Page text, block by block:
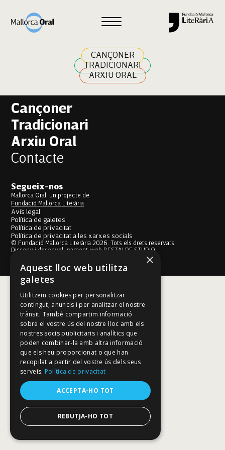
CANÇONER
TRADICIONARI
ARXIU ORAL
Francina Bennàssar Bauza
Navegació
Previous: Miquel Tomàs Garau
Maria Magdalena Soler Mora
Cançoner
Tradicionari
Arxiu Oral
Contacte
Segueix-nos
Mallorca Oral, un projecte de
Fundació Mallorca Literària
Avís legal
Política de galetes
Política de privacitat
Política de privacitat a les xarxes socials
© Fundació Mallorca Literària 2026. Tots els drets reservats.
Disseny i desenvolupament web BESTALDE STUDIO
×
Aquest lloc web utilitza
galetes
Utilitzem cookies per personalitzar
contingut, anuncis i per analitzar el nostre
trànsit. També compartim informació
sobre el vostre ús del nostre lloc amb els
nostres socis publicitaris i analítics que
poden combinar-la amb altra informació
que els heu proporcionat o que han
recopilat a partir del vostre ús dels seus
serveis. Política de privacitat
ACCEPTA-HO TOT
REBUTJA-HO TOT